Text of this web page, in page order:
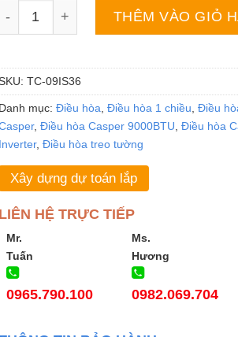
Điều hòa Casper TC-09IS36 | 9000BTU
THÊM VÀO GIỎ
TC-09IS36
Danh mục: Điều hòa Điều hòa 1 chiều Điều
, Điều hòa Casper 9000BTU Điều hòa
Inverter, Điều hòa treo tường
Xây dựng dự toán lắp
LIÊN HỆ TRỰC TIẾP
Mr.
Tuấn
0965.790.100
Ms.
Hương
0982.069.704